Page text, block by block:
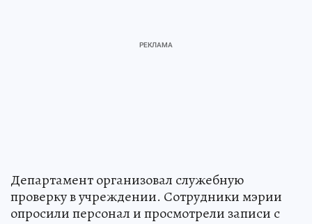
Департамент организовал служебную
проверку в учреждении. Сотрудники мэрии
опросили персонал и просмотрели записи с